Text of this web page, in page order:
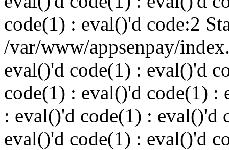
code(1) : eval()'d code:2
/var/www/appsenpay/
eval()'d code(1) : eval()'d
code(1) : eval()'d code(1) :
: eval()'d code(1) : eval()'d
eval()'d code(1) : eval()'d